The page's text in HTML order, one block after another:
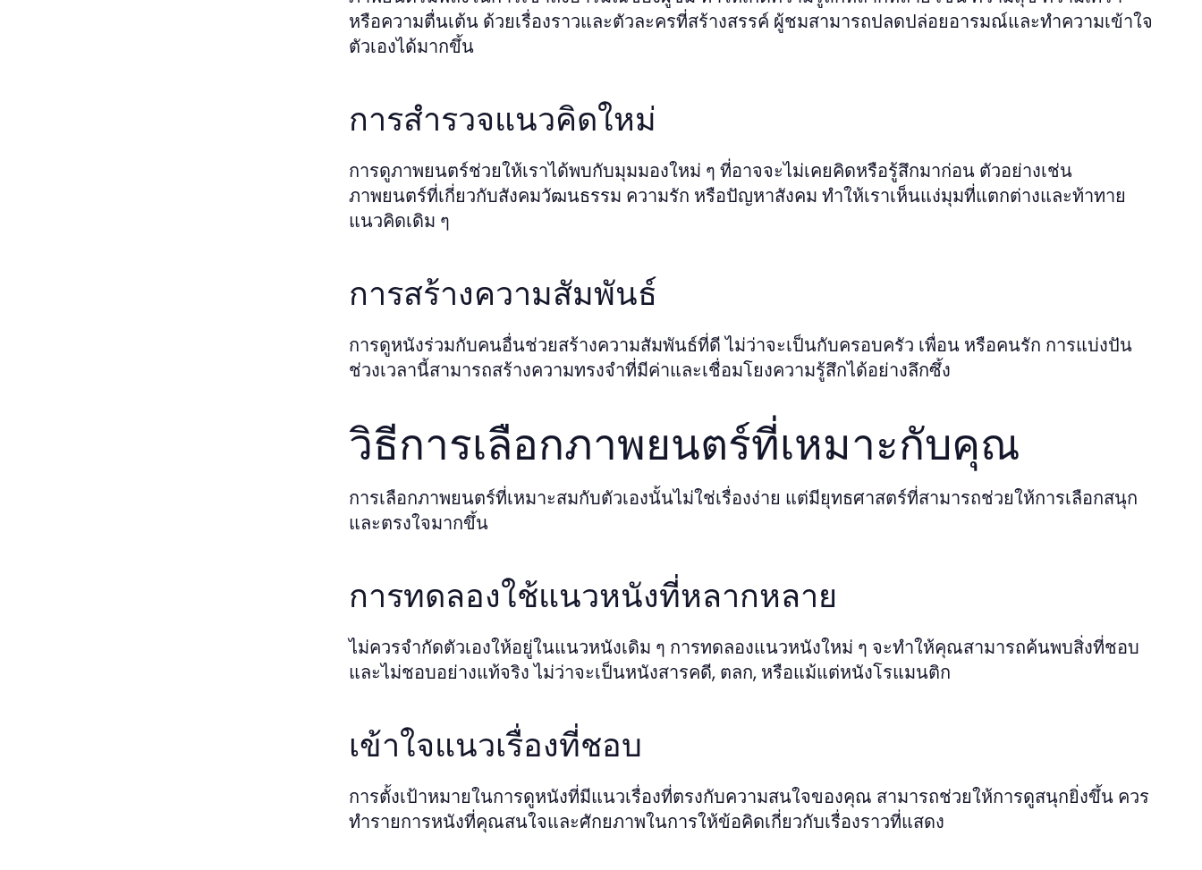
หรือความตื่นเต้น ด้วยเรื่องราวและตัวละครที่สร้างสรรค์ ผู้ชมสามารถปลดปล่อยอารมณ์และทำความเข้าใจ
ตัวเองได้มากขึ้น
การสำรวจแนวคิดใหม่
การดูภาพยนตร์ช่วยให้เราได้พบกับมุมมองใหม่ ๆ ที่อาจจะไม่เคยคิดหรือรู้สึกมาก่อน ตัวอย่างเช่น
ภาพยนตร์ที่เกี่ยวกับสังคมวัฒนธรรม ความรัก หรือปัญหาสังคม ทำให้เราเห็นแง่มุมที่แตกต่างและท้าทาย
แนวคิดเดิม ๆ
การสร้างความสัมพันธ์
การดูหนังร่วมกับคนอื่นช่วยสร้างความสัมพันธ์ที่ดี ไม่ว่าจะเป็นกับครอบครัว เพื่อน หรือคนรัก การแบ่งปัน
ช่วงเวลานี้สามารถสร้างความทรงจำที่มีค่าและเชื่อมโยงความรู้สึกได้อย่างลึกซึ้ง
วิธีการเลือกภาพยนตร์ที่เหมาะกับคุณ
การเลือกภาพยนตร์ที่เหมาะสมกับตัวเองนั้นไม่ใช่เรื่องง่าย แต่มียุทธศาสตร์ที่สามารถช่วยให้การเลือกสนุก
และตรงใจมากขึ้น
การทดลองใช้แนวหนังที่หลากหลาย
ไม่ควรจำกัดตัวเองให้อยู่ในแนวหนังเดิม ๆ การทดลองแนวหนังใหม่ ๆ จะทำให้คุณสามารถค้นพบสิ่งที่ชอบ
และไม่ชอบอย่างแท้จริง ไม่ว่าจะเป็นหนังสารคดี, ตลก, หรือแม้แต่หนังโรแมนติก
เข้าใจแนวเรื่องที่ชอบ
การตั้งเป้าหมายในการดูหนังที่มีแนวเรื่องที่ตรงกับความสนใจของคุณ สามารถช่วยให้การดูสนุกยิ่งขึ้น ควร
ทำรายการหนังที่คุณสนใจและศักยภาพในการให้ข้อคิดเกี่ยวกับเรื่องราวที่แสดง